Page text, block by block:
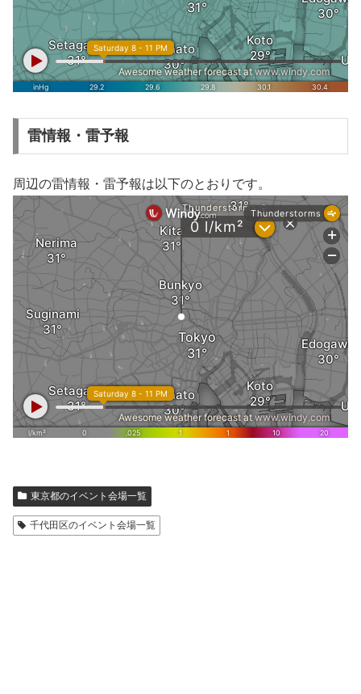
雷情報・雷予報
周辺の雷情報・雷予報は以下のとおりです。
東京都のイベント会場一覧
千代田区のイベント会場一覧